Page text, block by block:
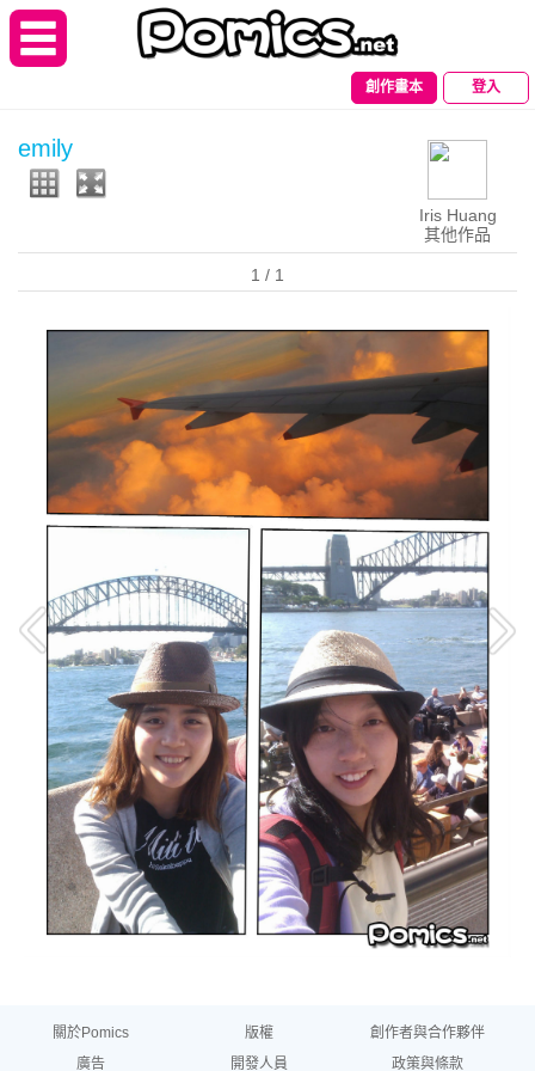
創作畫本 登入
emily
Iris Huang
其他作品
1 / 1
關於Pomics 版權
創作者與合作夥伴
廣告
開發人員 政策與條款